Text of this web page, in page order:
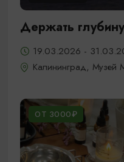
Держать
19.03.2026 -
Калининград, Музей
ОТ 3000₽